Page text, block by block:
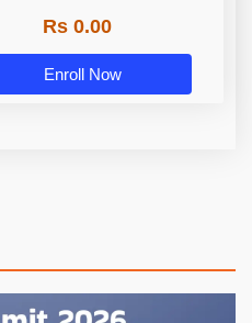
Rs 0.00
Enroll Now